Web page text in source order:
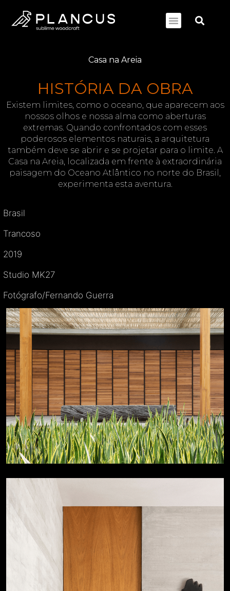
Casa na Areia
HISTÓRIA DA OBRA
Existem limites, como o oceano, que aparecem aos
nossos olhos e nossa alma como aberturas
extremas. Quando confrontados com esses
poderosos elementos naturais, a arquitetura
também deve se abrir e se projetar para o limite. A
Casa na Areia, localizada em frente à extraordinária
paisagem do Oceano Atlântico no norte do Brasil,
experimenta esta aventura.
Brasil
Trancoso
2019
Studio MK27
Fotógrafo/Fernando Guerra